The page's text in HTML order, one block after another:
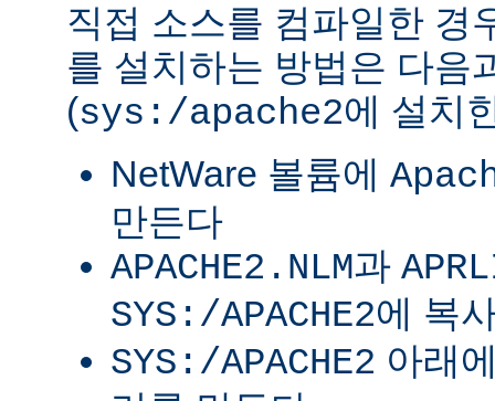
직접 소스를 컴파일한 경
를 설치하는 방법은 다음
(sys:/apache2에 설치
NetWare 볼륨에
만든다
APACHE2.NLM과
SYS:/APACHE2에 복
SYS:/APACHE2 아래